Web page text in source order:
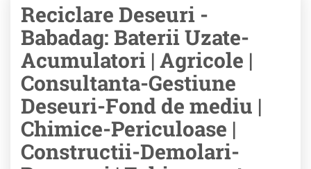
Reciclare Deseuri -
Babadag: Baterii Uzate-
Acumulatori | Agricole |
Consultanta-Gestiune
Deseuri-Fond de mediu |
Chimice-Periculoase |
Constructii-Demolari-